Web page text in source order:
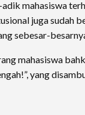
mahasiswa
juga sudah
sebesar-
mahasiswa
yang